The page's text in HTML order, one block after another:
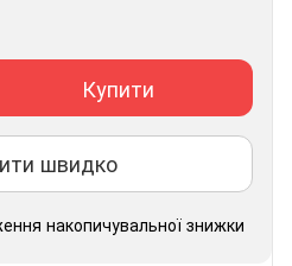
Купити
швидко
накопичувальної знижки